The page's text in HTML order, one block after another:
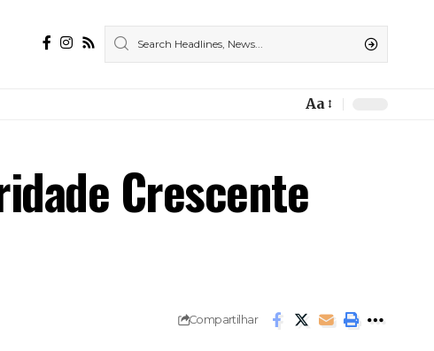
Font
Aa
Crescente
Compartilhar